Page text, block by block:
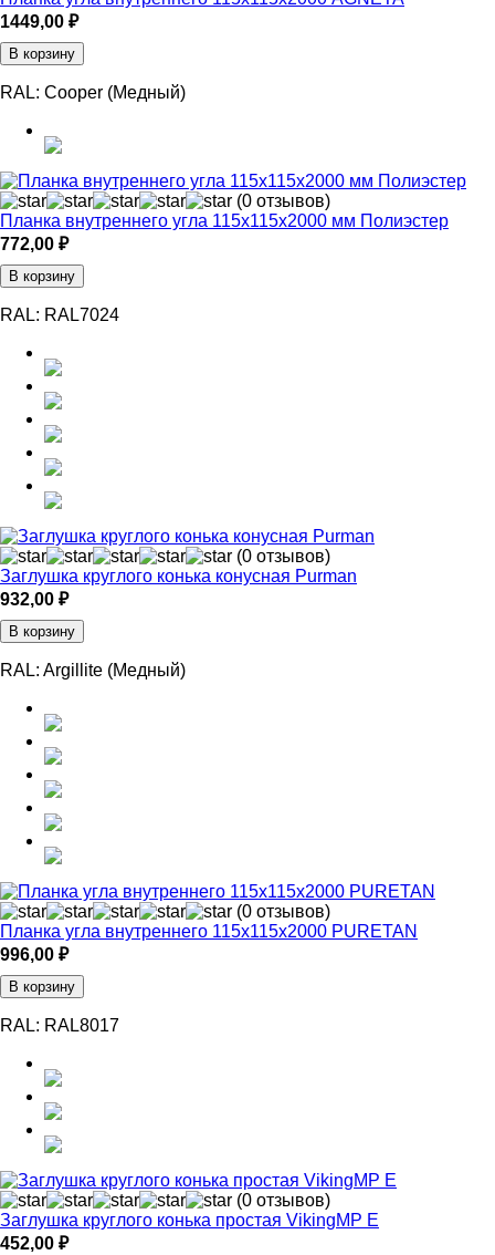
1449,00 ₽
В корзину
RAL: Cooper (Медный)
(0 отзывов)
Планка внутреннего угла 115х115х2000 мм Полиэстер
772,00 ₽
В корзину
RAL: RAL7024
(0 отзывов)
Заглушка круглого конька конусная Purman
932,00 ₽
В корзину
RAL: Argillite (Медный)
(0 отзывов)
Планка угла внутреннего 115х115х2000 PURETAN
996,00 ₽
В корзину
RAL: RAL8017
(0 отзывов)
Заглушка круглого конька простая VikingMP E
452,00 ₽